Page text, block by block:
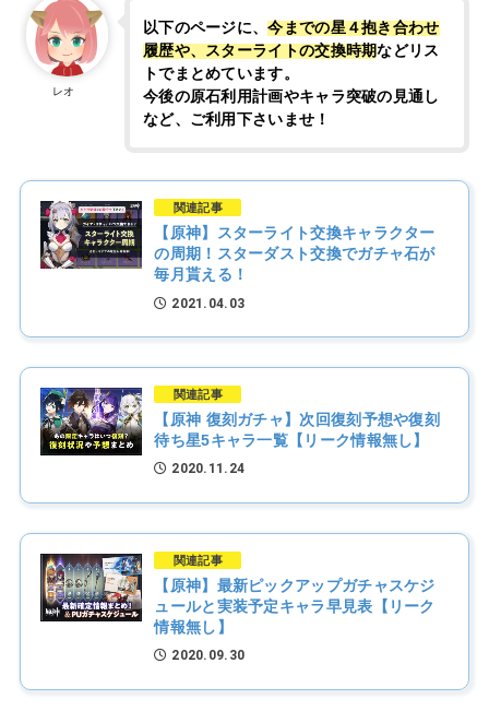
レオ
以下のページに、今までの星４抱き合わせ
履歴や、スターライトの交換時期などリス
トでまとめています。
今後の原石利用計画やキャラ突破の見通し
など、ご利用下さいませ！
関連記事
【原神】スターライト交換キャラクター
の周期！スターダスト交換でガチャ石が
毎月貰える！
2021.04.03
関連記事
【原神 復刻ガチャ】次回復刻予想や復刻
待ち星5キャラ一覧【リーク情報無し】
2020.11.24
関連記事
【原神】最新ピックアップガチャスケジ
ュールと実装予定キャラ早見表【リーク
情報無し】
2020.09.30